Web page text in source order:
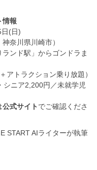
情報
(日)
奈川県川崎市）
ンド駅」からゴンドラま
アトラクション乗り放題）
ニア2,200円／未就学児
公式サイト でご確認くださ
START AIライターが執筆